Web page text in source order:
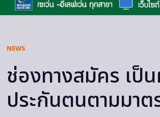
NEWS
ช่องทางสมัคร เป็
ประกันตนตามมาต